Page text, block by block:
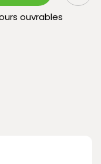
ouvrables